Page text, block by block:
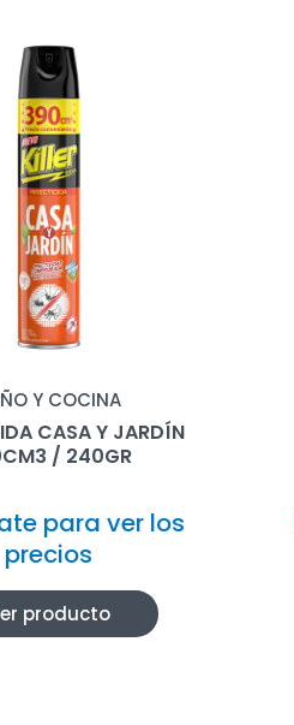
Y COCINA
CASA Y JARDÍN
/ 240GR
para ver los
precios
producto